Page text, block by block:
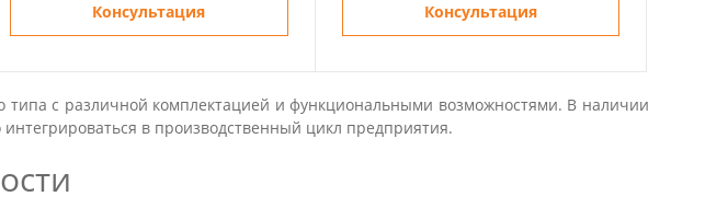
Консультация Консультация
типа с различной комплектацией и функциональными возможностями. В наличии
в производственный цикл предприятия.